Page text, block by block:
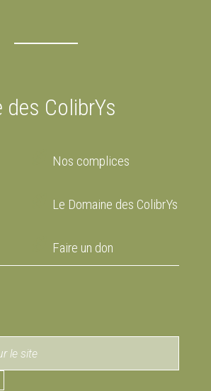
des ColibrYs
Nos complices
Le Domaine des ColibrYs
Faire un don